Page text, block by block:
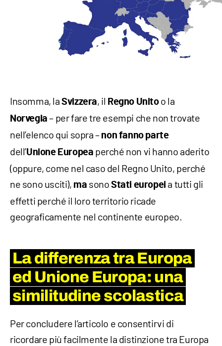
Insomma, laSvizzera, il Regno Unitoo la
Norvegia – per fare tre esempi che non trovate
nell’elenco qui sopra – non fanno parte
dell’Unione Europea perché non vi hanno aderito
(oppure, come nel caso del Regno Unito, perché
ne sono usciti), ma sonoStati europei a tutti gli
effetti perché il loro territorio ricade
geograficamente nel continente europeo.
La differenza tra Europa
ed Unione Europa: una
similitudine scolastica
Per concludere l’articolo e consentirvi di
ricordare più facilmente la distinzione tra Europa